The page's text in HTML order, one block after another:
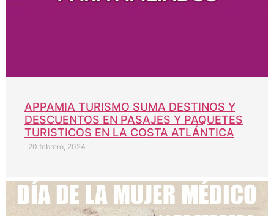
APPAMIA TURISMO SUMA DESTINOS Y
DESCUENTOS EN PASAJES Y PAQUETES
TURISTICOS EN LA COSTA ATLÁNTICA
20 febrero, 2024